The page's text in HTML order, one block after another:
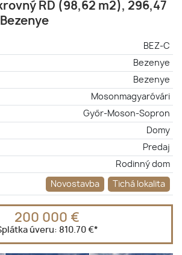
RD (98,62 m2), 296,47
BEZ-C
Bezenye
Bezenye
Mosonmagyaróvári
Győr-Moson-Sopron
Domy
Predaj
Rodinný dom
Novostavba Tichá lokalita
200 000 €
úveru: 810.70 €*